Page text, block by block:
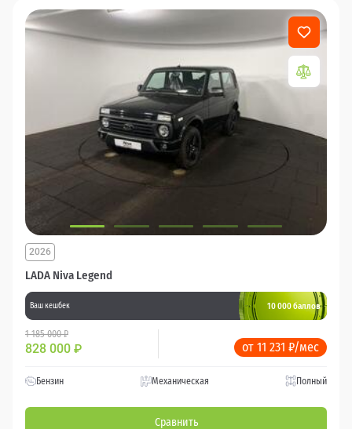
LADA Niva Legend
2026
Ваш кешбек 10 000 баллов
1 185 000 ₽
828 000 ₽ от 11 231 ₽/мес
Бензин Механическая Полный
Сравнить